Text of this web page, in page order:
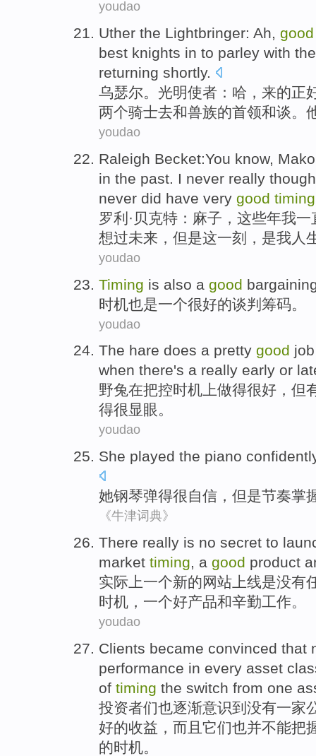
youdao
Uther the Lightbringer: Ah,
best knights in to parley with
returning shortly.
乌瑟尔。 光明使者： 哈 ，来的正
两个骑士去和兽族的首领和谈。
youdao
Raleigh Becket:You know, Mako
in the past. I never really
never did have very good timing
罗利· 贝克特： 麻子 ，这些年我一
想过未来 ，但是这一刻 ，是我人
youdao
Timing is also a good
时机也是一个很好的谈判筹码 。
youdao
The hare does a pretty good
when there's a really early or
野兔在把控时机上做得很好 ， 但
得很显眼。
youdao
She played the piano
她钢琴弹得很自信 ， 但是节奏掌
《牛津词典》
There really is no secret to
market timing, a good product
实际上一个新的网站 上线是没有
时机 ，一个好产品和辛勤工作。
youdao
Clients became convinced that
performance in every asset
of timing the switch from one
投资者们也逐渐意识到 没有一家
好的收益，而且 它们也并不能把
的时机。